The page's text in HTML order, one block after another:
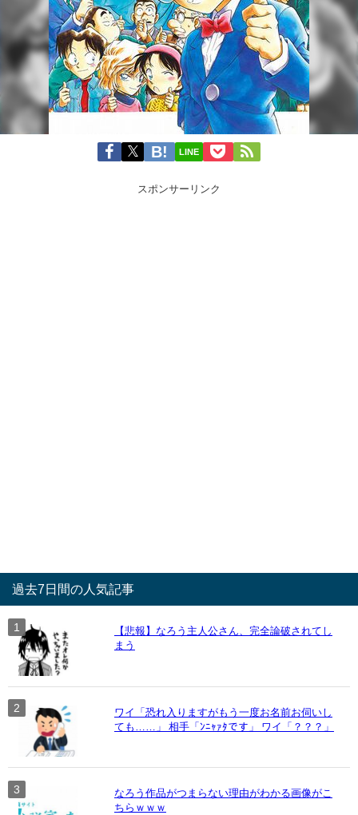
LINE
スポンサーリンク
過去7日間の人気記事
【悲報】なろう主人公さん、完全論破されてし
まう
ワイ「恐れ入りますがもう一度お名前お伺いし
ても……」 相手「ﾝﾆｬｧﾀです」 ワイ「？？？」
なろう作品がつまらない理由がわかる画像がこ
ちらｗｗｗ